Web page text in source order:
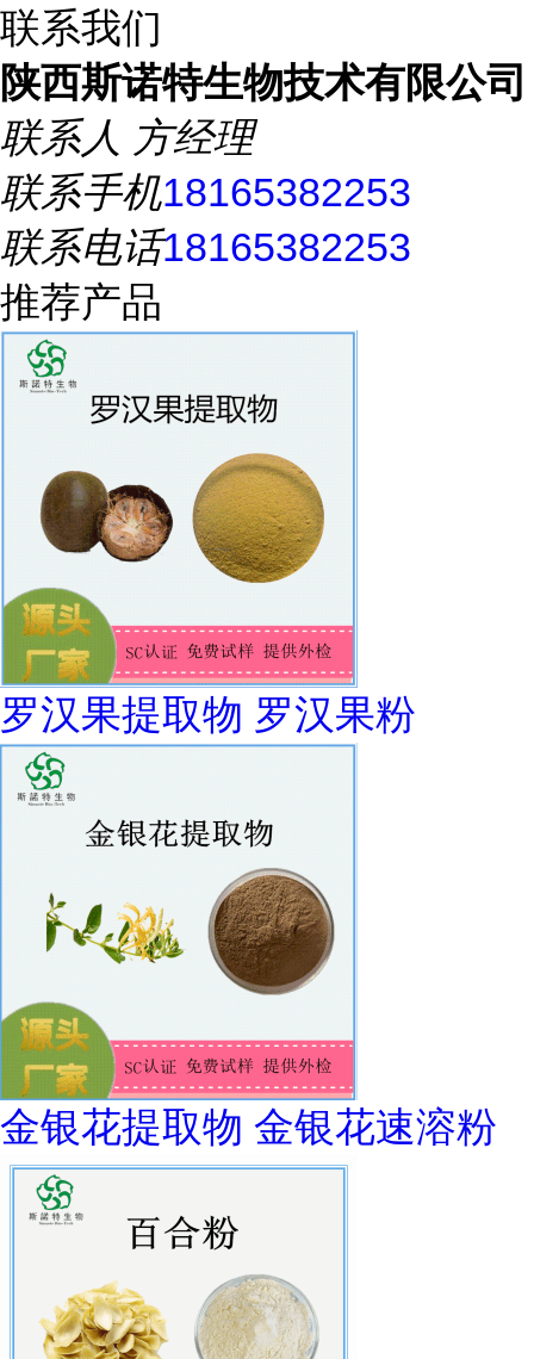
联系我们
陕西斯诺特生物技术有限公司
联系人 方经理
联系手机18165382253
联系电话18165382253
推荐产品
罗汉果提取物 罗汉果粉
金银花提取物 金银花速溶粉